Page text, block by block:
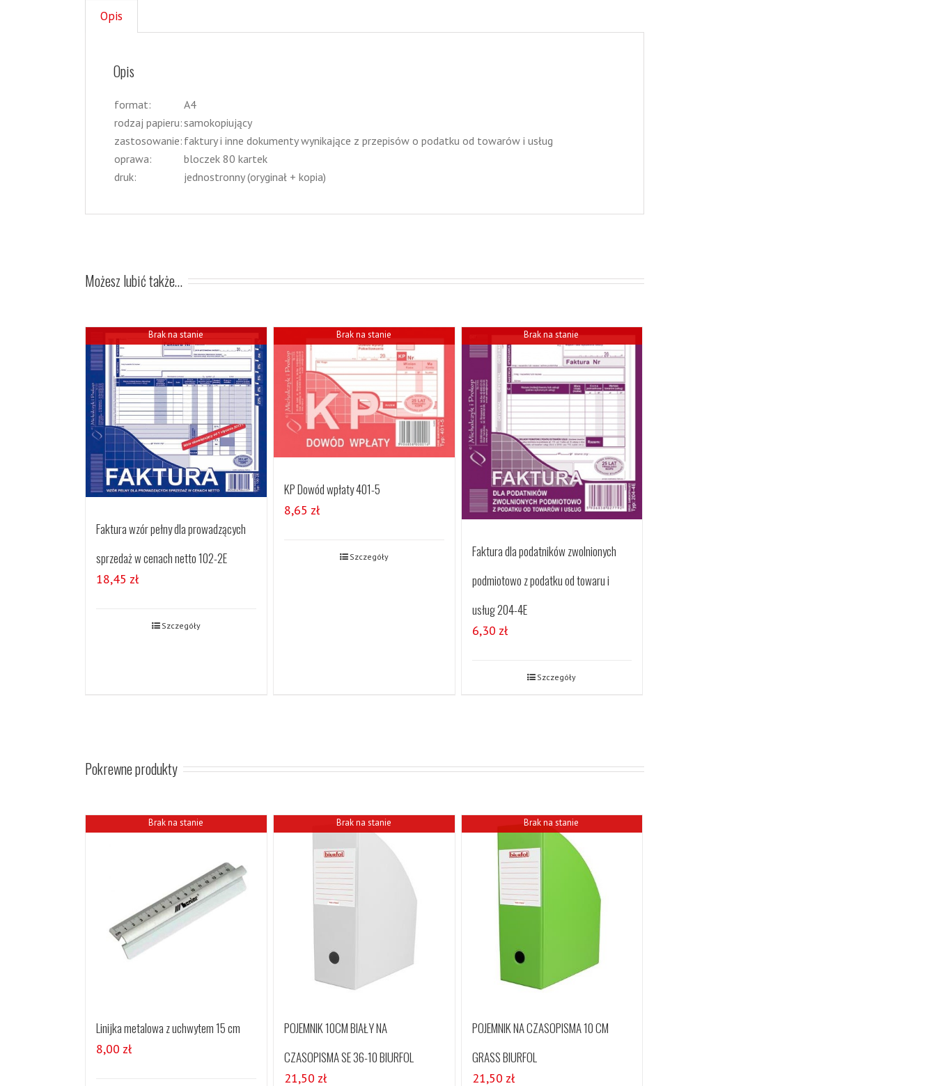
Opis
Opis
format:
A4
rodzaj papieru:samokopiujący
zastosowanie: faktury i inne dokumenty wynikające z przepisów o podatku od towarów i usług
oprawa:
bloczek 80 kartek
druk:
jednostronny (oryginał + kopia)
Możesz lubić także…
Brak na stanie
Faktura wzór pełny dla prowadzących
sprzedaż w cenach netto 102-2E
18,45 zł
Szczegóły
Brak na stanie
KP Dowód wpłaty 401-5
8,65 zł
Szczegóły
Brak na stanie
Faktura dla podatników zwolnionych
podmiotowo z podatku od towaru i
usług 204-4E
6,30 zł
Szczegóły
Pokrewne produkty
Brak na stanie
Linijka metalowa z uchwytem 15 cm
8,00 zł
Brak na stanie
POJEMNIK 10CM BIAŁY NA
CZASOPISMA SE 36-10 BIURFOL
21,50 zł
Brak na stanie
POJEMNIK NA CZASOPISMA 10 CM
GRASS BIURFOL
21,50 zł